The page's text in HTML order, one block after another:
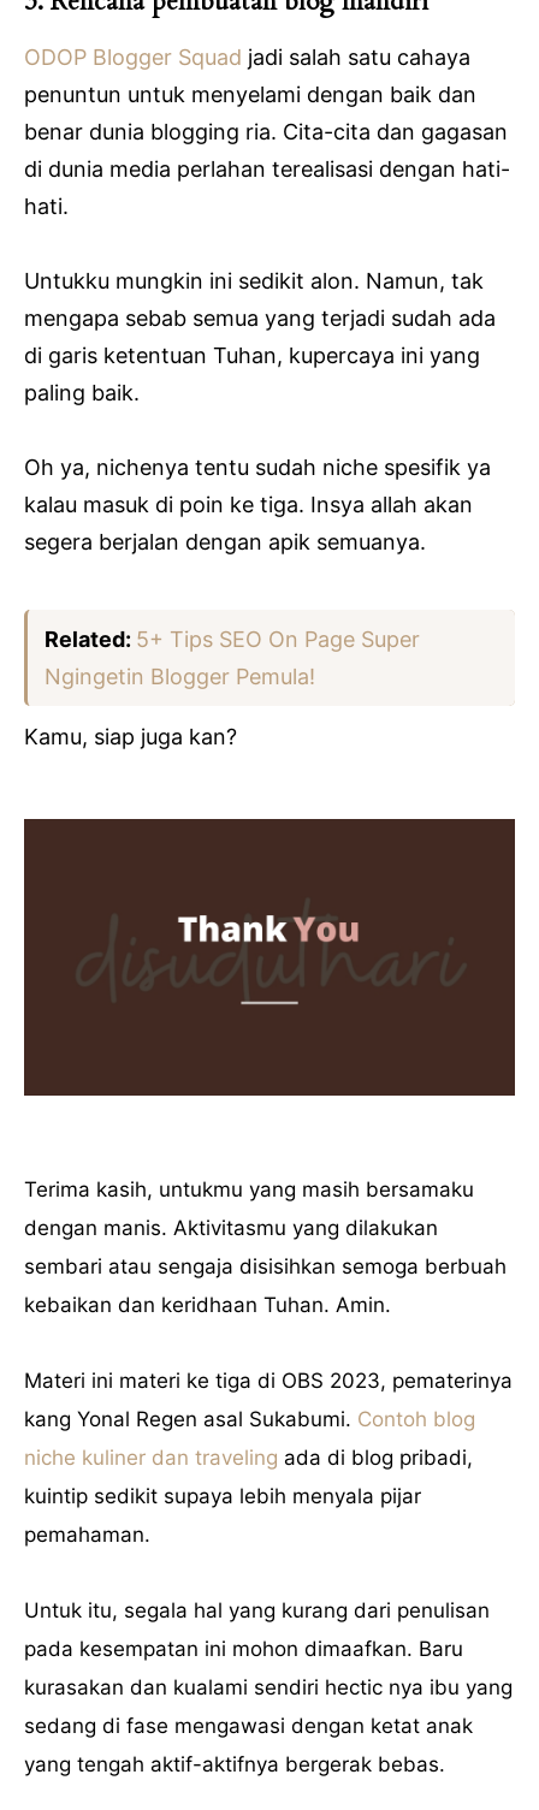
ODOP Blogger Squad jadi salah satu cahaya
penuntun untuk menyelami dengan baik dan
benar dunia blogging ria. Cita-cita dan gagasan
di dunia media perlahan terealisasi dengan hati-
hati.
Untukku mungkin ini sedikit alon. Namun, tak
mengapa sebab semua yang terjadi sudah ada
di garis ketentuan Tuhan, kupercaya ini yang
paling baik.
Oh ya, nichenya tentu sudah niche spesifik ya
kalau masuk di poin ke tiga. Insya allah akan
segera berjalan dengan apik semuanya.
Related: 5+ Tips SEO On Page Super
Ngingetin Blogger Pemula!
Kamu, siap juga kan?
Terima kasih, untukmu yang masih bersamaku
dengan manis. Aktivitasmu yang dilakukan
sembari atau sengaja disisihkan semoga berbuah
kebaikan dan keridhaan Tuhan. Amin.
Materi ini materi ke tiga di OBS 2023, pematerinya
kang Yonal Regen asal Sukabumi. Contoh blog
niche kuliner dan traveling ada di blog pribadi,
kuintip sedikit supaya lebih menyala pijar
pemahaman.
Untuk itu, segala hal yang kurang dari penulisan
pada kesempatan ini mohon dimaafkan. Baru
kurasakan dan kualami sendiri hectic nya ibu yang
sedang di fase mengawasi dengan ketat anak
yang tengah aktif-aktifnya bergerak bebas.